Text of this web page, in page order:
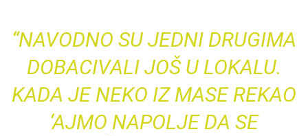
“NAVODNO SU JEDNI DRUGIMA
DOBACIVALI JOŠ U LOKALU.
KADA JE NEKO IZ MASE REKAO
‘AJMO NAPOLJE DA SE